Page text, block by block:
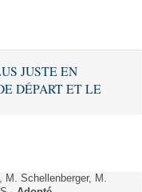
JUSTE EN
DÉPART ET LE
Schellenberger, M.